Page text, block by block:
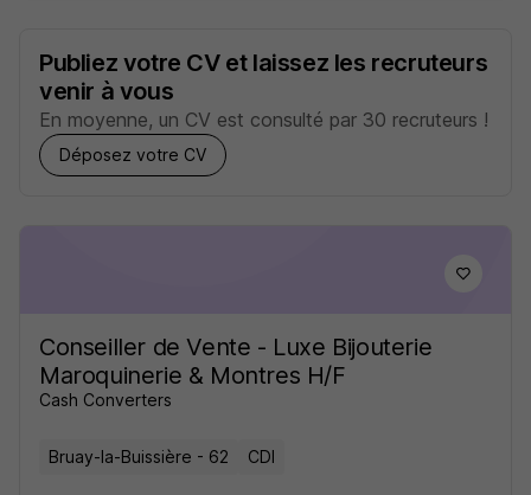
Publiez votre CV et laissez les recruteurs
venir à vous
En moyenne, un CV est consulté par 30 recruteurs !
Déposez votre CV
Conseiller de Vente - Luxe Bijouterie
Maroquinerie & Montres H/F
Cash Converters
Bruay-la-Buissière - 62 CDI